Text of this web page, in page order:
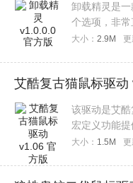
卸载精灵是
个选项，非
大小： 2.9M 更
艾酷复古猫鼠标驱动
该驱动是艾
宏定义功能
大小： 1.5M 更